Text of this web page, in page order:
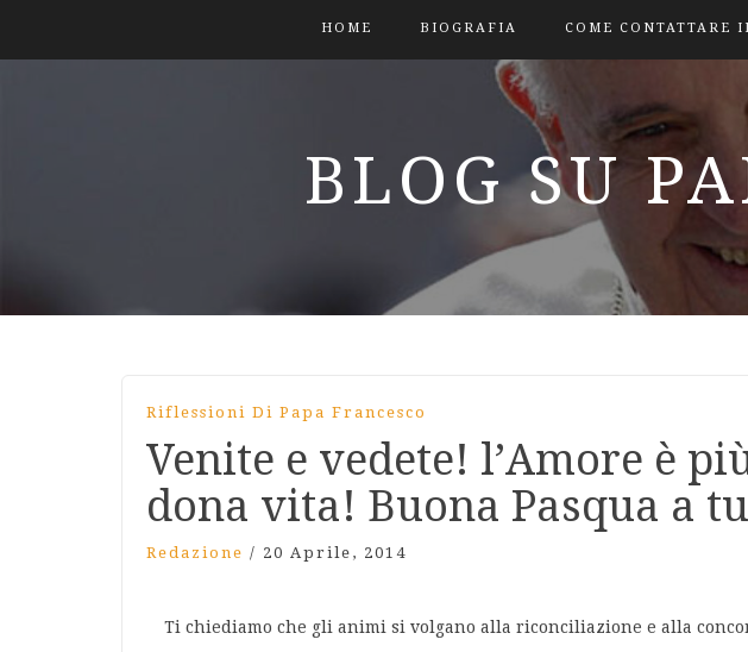
HOME BIOGRAFIA COME CONTATTARE
BLOG SU
Riflessioni Di Papa Francesco
Venite e vedete! l’Amore è
dona vita! Buona Pasqua a
Redazione / 20 Aprile, 2014
Ti chiediamo che gli animi si volgano alla riconciliazione e alla